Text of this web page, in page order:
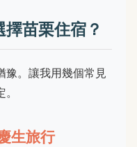
苗栗住宿？
豫。讓我用幾個常見
生旅行